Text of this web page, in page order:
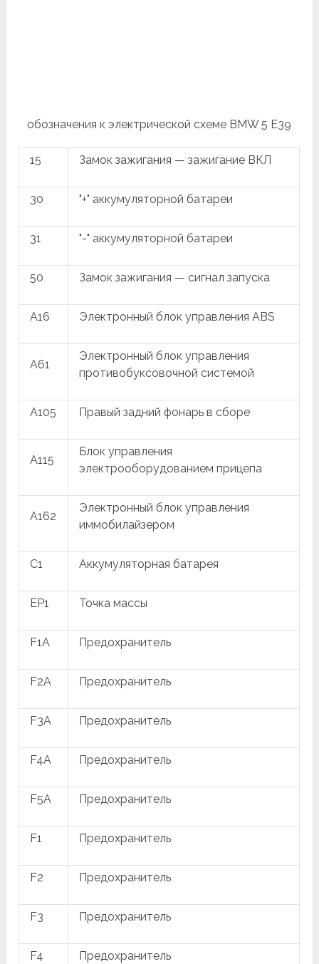
обозначения к электрической схеме BMW 5 E39
15 Замок зажигания — зажигание ВКЛ
30 "+" аккумуляторной батареи
31 "-" аккумуляторной батареи
50 Замок зажигания — сигнал запуска
A16 Электронный блок управления ABS
A61
Электронный блок управления
противобуксовочной системой
A105 Правый задний фонарь в сборе
A115
Блок управления
электрооборудованием прицепа
A162
Электронный блок управления
иммобилайзером
C1 Аккумуляторная батарея
EP1 Точка массы
F1A Предохранитель
F2A Предохранитель
F3A Предохранитель
F4A Предохранитель
F5A Предохранитель
F1 Предохранитель
F2 Предохранитель
F3 Предохранитель
F4 Предохранитель